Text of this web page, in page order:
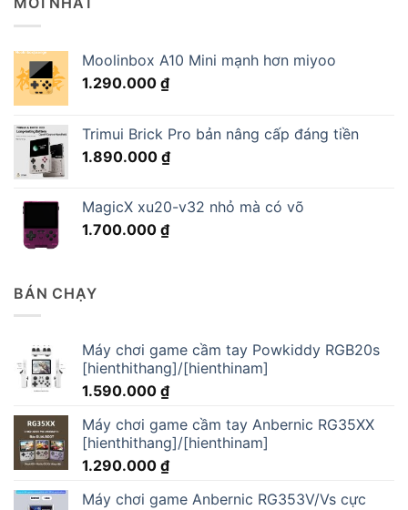
Moolinbox A10 Mini mạnh hơn miyoo
1.290.000 ₫
Trimui Brick Pro bản nâng cấp đáng tiền
1.890.000 ₫
MagicX xu20-v32 nhỏ mà có võ
1.700.000 ₫
BÁN CHẠY
Máy chơi game cầm tay Powkiddy RGB20s
[hienthithang]/[hienthinam]
1.590.000 ₫
Máy chơi game cầm tay Anbernic RG35XX
[hienthithang]/[hienthinam]
1.290.000 ₫
Máy chơi game Anbernic RG353V/Vs cực